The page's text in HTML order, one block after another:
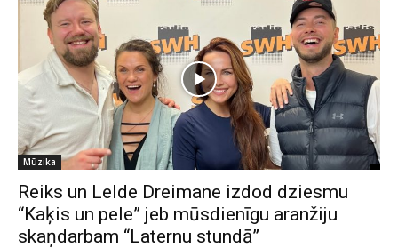
Mūzika
Reiks un Lelde Dreimane izdod dziesmu
“Kaķis un pele” jeb mūsdienīgu aranžiju
skaņdarbam “Laternu stundā”